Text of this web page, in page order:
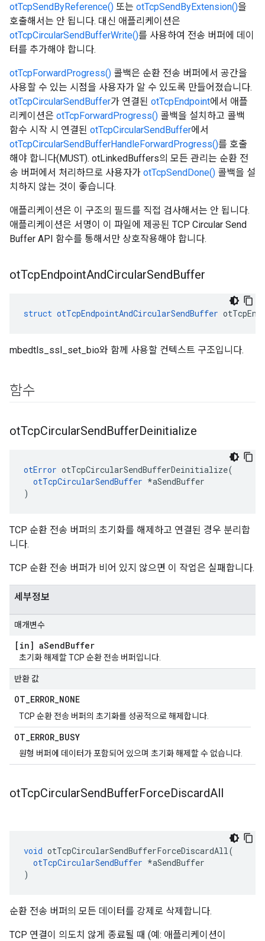
otTcpSendByReference() 또는 otTcpSendByExtension()을
호출해서는 안 됩니다. 대신 애플리케이션은
otTcpCircularSendBufferWrite()를 사용하여 전송 버퍼에 데이
터를 추가해야 합니다.
otTcpForwardProgress() 콜백은 순환 전송 버퍼에서 공간을
사용할 수 있는 시점을 사용자가 알 수 있도록 만들어졌습니다.
otTcpCircularSendBuffer가 연결된 otTcpEndpoint에서 애플
리케이션은 otTcpForwardProgress() 콜백을 설치하고 콜백
함수 시작 시 연결된 otTcpCircularSendBuffer에서
otTcpCircularSendBufferHandleForwardProgress()를 호출
해야 합니다(MUST). otLinkedBuffers의 모든 관리는 순환 전
송 버퍼에서 처리하므로 사용자가 otTcpSendDone() 콜백을 설
치하지 않는 것이 좋습니다.
애플리케이션은 이 구조의 필드를 직접 검사해서는 안 됩니다.
애플리케이션은 서명이 이 파일에 제공된 TCP Circular Send
Buffer API 함수를 통해서만 상호작용해야 합니다.
otTcpEndpointAndCircularSendBuffer
struct otTcpEndpointAndCircularSendBuffer
mbedtls_ssl_set_bio와 함께 사용할 컨텍스트 구조입니다.
함수
otTcpCircularSendBufferDeinitialize
otError otTcpCircularSendBufferDeinitialize(
otTcpCircularSendBuffer *aSendBuffer
)
TCP 순환 전송 버퍼의 초기화를 해제하고 연결된 경우 분리합
니다.
TCP 순환 전송 버퍼가 비어 있지 않으면 이 작업은 실패합니다.
세부정보
매개변수
[in] aSendBuffer
초기화 해제할 TCP 순환 전송 버퍼입니다.
반환 값
OT_ERROR_NONE
TCP 순환 전송 버퍼의 초기화를 성공적으로 해제합니다.
OT_ERROR_BUSY
원형 버퍼에 데이터가 포함되어 있으며 초기화 해제할 수 없습니다.
otTcpCircularSendBufferForceDiscardAll
void otTcpCircularSendBufferForceDiscardAll(
otTcpCircularSendBuffer *aSendBuffer
)
순환 전송 버퍼의 모든 데이터를 강제로 삭제합니다.
TCP 연결이 의도치 않게 종료될 때 (예: 애플리케이션이